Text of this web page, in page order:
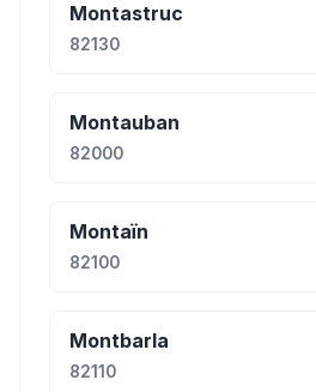
Montastruc
82130
Montauban
82000
Montaïn
82100
Montbarla
82110